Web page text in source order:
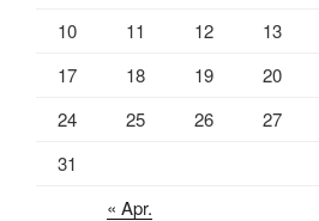
10
11 12 13
17
18 19 20
24
25 26 27
31
« Apr.